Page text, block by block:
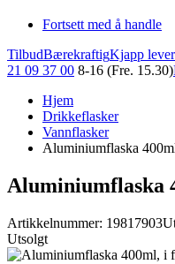
Fortsett med å handle
TilbudBærekraftigKjapp
21 09 37 00 8-16 (Fre. 15.30)
Hjem
Drikkeflasker
Vannflasker
Aluminiumflaska
Aluminiumflaska
Artikkelnummer: 19817903
Utsolgt